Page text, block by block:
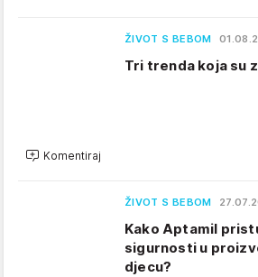
ŽIVOT S BEBOM
Tri trenda koja su
Komentiraj
ŽIVOT S BEBOM
Kako Aptamil
sigurnosti u
djecu?